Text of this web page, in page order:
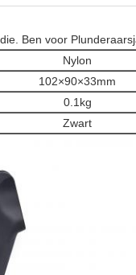
Ben voor
Nylon
102×90×33mm
0.1kg
Zwart